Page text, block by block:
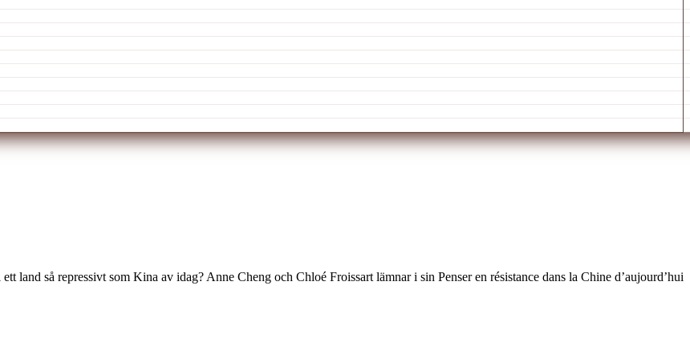
land så repressivt som Kina av idag? Anne Cheng och Chloé Froissart lämnar i sin Penser en résistance dans la Chine d’aujourd’hui